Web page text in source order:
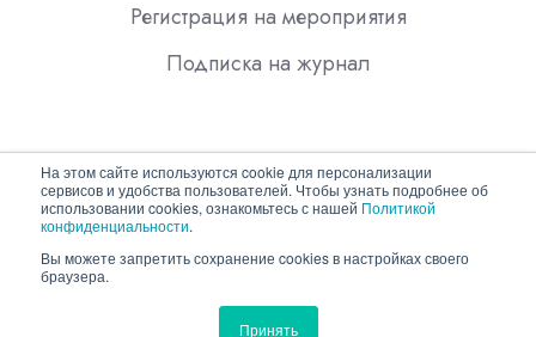
На этом сайте используются cookie для персонализации
сервисов и удобства пользователей. Чтобы узнать подробнее об
использовании cookies, ознакомьтесь с нашей Политикой
конфиденциальности.
Вы можете запретить сохранение cookies в настройках своего
браузера.
Принять
Регистрация на мероприятия
Подписка на журнал
Copyright © 2026 ООО "Гротек"
Политика конфиденциальности